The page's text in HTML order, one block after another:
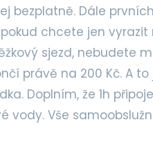
bezplatně. Dále
chcete jen
sjezd, nebudete
právě na 200 Kč. A
Doplním, že 1h
vody. Vše